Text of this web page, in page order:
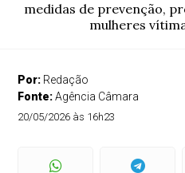
medidas de prevenção,
mulheres
Por: Redação
Fonte:Agência Câmara
20/05/2026 às 16h23